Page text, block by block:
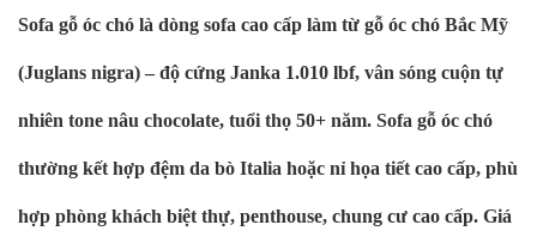
Sofa gỗ óc chó là dòng sofa cao cấp làm từ gỗ óc chó Bắc Mỹ
(Juglans nigra) – độ cứng Janka 1.010 lbf, vân sóng cuộn tự
nhiên tone nâu chocolate, tuổi thọ 50+ năm. Sofa gỗ óc chó
thường kết hợp đệm da bò Italia hoặc nỉ họa tiết cao cấp, phù
hợp phòng khách biệt thự, penthouse, chung cư cao cấp. Giá